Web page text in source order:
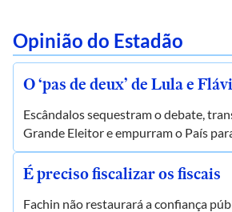
Opinião do Estadão
O ‘pas de deux’ de Lula e
Escândalos sequestram o debate,
Grande Eleitor e empurram o País
É preciso fiscalizar os fiscais
Fachin não restaurará a confiança